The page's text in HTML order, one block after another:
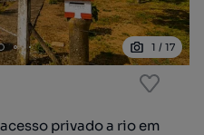
1 / 17
privado a rio em